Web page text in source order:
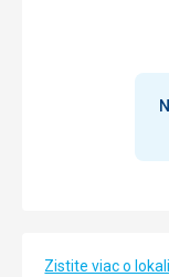
Zistite viac o